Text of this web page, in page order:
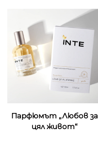
Парфюмът „Любов за
цял живот“